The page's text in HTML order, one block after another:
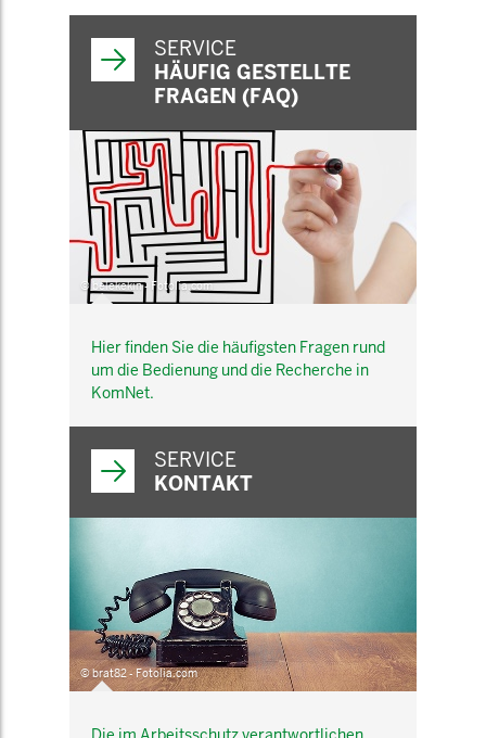
SERVICE
HÄUFIG GESTELLTE
FRAGEN (FAQ)
© belekekin - Fotolia.com
Hier finden Sie die häufigsten Fragen rund
um die Bedienung und die Recherche in
KomNet.
SERVICE
KONTAKT
© brat82 - Fotolia.com